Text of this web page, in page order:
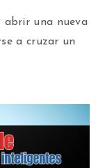
abrir una nueva
a cruzar un